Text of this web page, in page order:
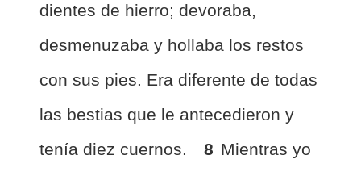
dientes de hierro; devoraba,
desmenuzaba y hollaba los restos
con sus pies. Era diferente de todas
las bestias que le antecedieron y
tenía diez cuernos.
8 Mientras yo